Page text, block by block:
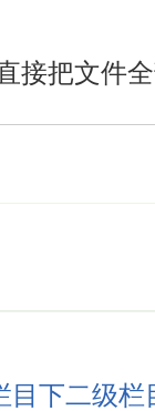
接把文件
目下二级栏